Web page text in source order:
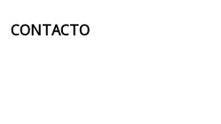
CONTACTO